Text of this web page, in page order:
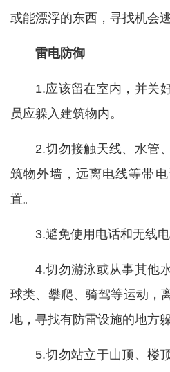
或能漂浮的东西，寻找机会逃
雷电防御
1.应该留在室内，并关
员应躲入建筑物内。
2.切勿接触天线、水管
筑物外墙，远离电线等带
置。
3.避免使用电话和无线电
4.切勿游泳或从事其他
球类、攀爬、骑驾等运动，
地，寻找有防雷设施的地方躲
5.切勿站立于山顶、楼